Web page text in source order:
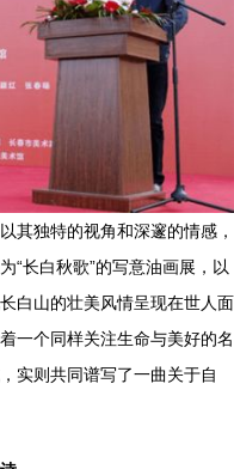
其独特的视角和深邃的情感，
“长白秋歌”的写意油画展，以
白山的壮美风情呈现在世人面
一个同样关注生命与美好的名
实则共同谱写了一曲关于自